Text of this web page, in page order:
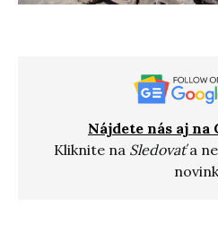
Nájdete nás aj na
Kliknite na Sledovaťa